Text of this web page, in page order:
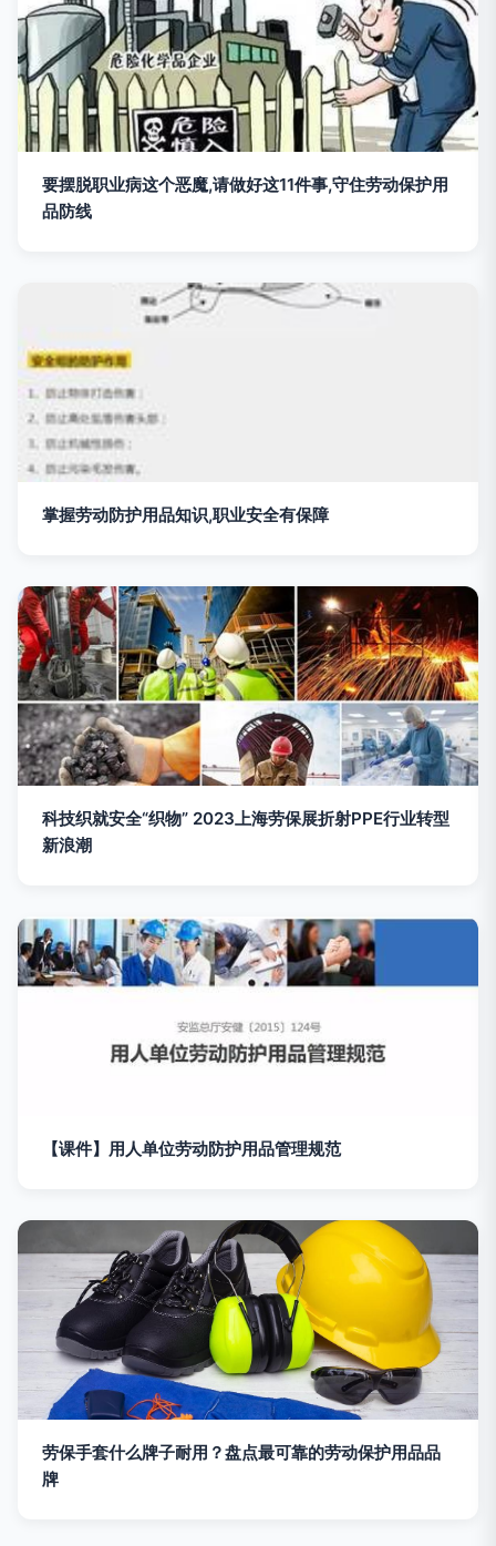
要摆脱职业病这个恶魔,请做好这11件事,守住劳动保护用
品防线
掌握劳动防护用品知识,职业安全有保障
科技织就安全“织物” 2023上海劳保展折射PPE行业转型
新浪潮
【课件】用人单位劳动防护用品管理规范
劳保手套什么牌子耐用？盘点最可靠的劳动保护用品品
牌